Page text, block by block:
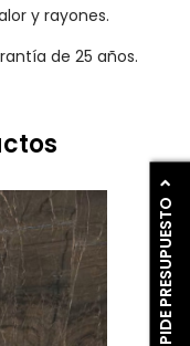
PIDE PRESUPUESTO
y rayones.
de 25 años.